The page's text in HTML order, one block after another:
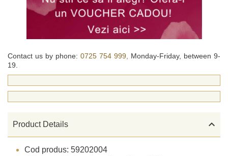
Contact us by phone: 0725 754 999, Monday-Friday, between 9-
19.
Product Details 
Cod produs: 59202004